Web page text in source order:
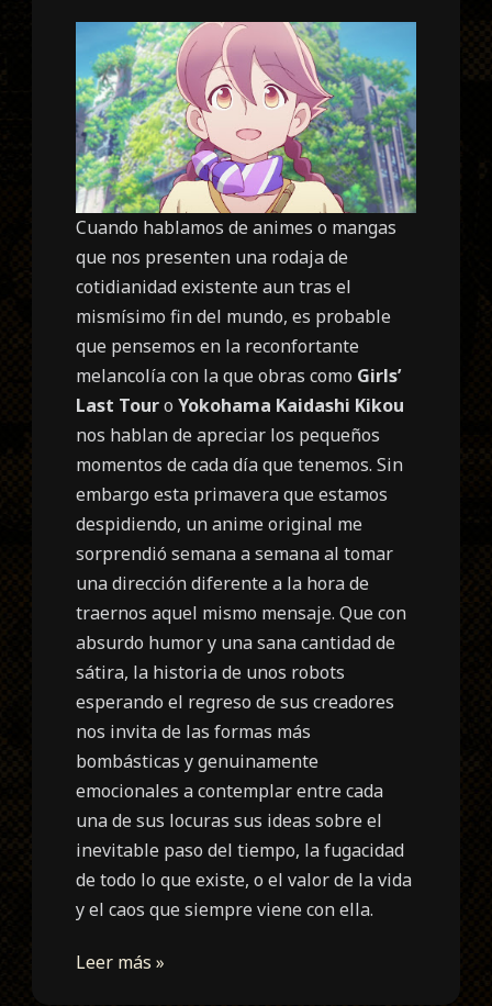
Cuando hablamos de animes o mangas
que nos presenten una rodaja de
cotidianidad existente aun tras el
mismísimo fin del mundo, es probable
que pensemos en la reconfortante
melancolía con la que obras como Girls’
Last TouroYokohama Kaidashi Kikou
nos hablan de apreciar los pequeños
momentos de cada día que tenemos. Sin
embargo esta primavera que estamos
despidiendo, un anime original me
sorprendió semana a semana al tomar
una dirección diferente a la hora de
traernos aquel mismo mensaje. Que con
absurdo humor y una sana cantidad de
sátira, la historia de unos robots
esperando el regreso de sus creadores
nos invita de las formas más
bombásticas y genuinamente
emocionales a contemplar entre cada
una de sus locuras sus ideas sobre el
inevitable paso del tiempo, la fugacidad
de todo lo que existe, o el valor de la vida
y el caos que siempre viene con ella.
Leer más »